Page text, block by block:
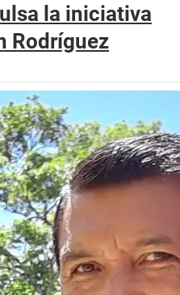
la iniciativa
Rodríguez